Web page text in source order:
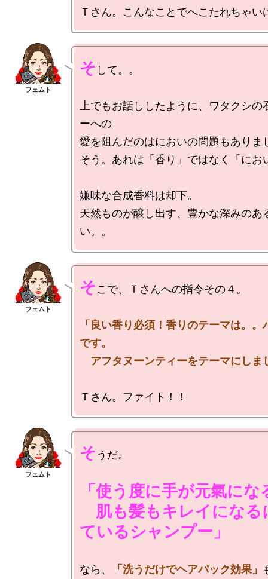
そ して。。
上でもお話ししたように、ワタクシの
ーへの
愛を阻んだのはにおいの問題もありま
そう。あれは「香り」ではなく「にお
嫌味な合成香料は却下。
天然ものが醸し出す、豊かな深みのあ
そこで、Ｔさんへの指令その４。
「良い香り必須！香りのテーマは。。
です。
アフタヌーンティーをテーマにしま
そ うだ。
「使う度に手が元氣にな
肌も髪もキレイになる
ているシャンプー」
なら、 「洗うだけでヘアパック効果」